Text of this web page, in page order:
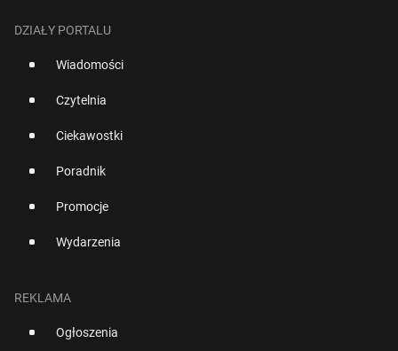
DZIAŁY PORTALU
Wiadomości
Czytelnia
Ciekawostki
Poradnik
Promocje
Wydarzenia
REKLAMA
Ogłoszenia